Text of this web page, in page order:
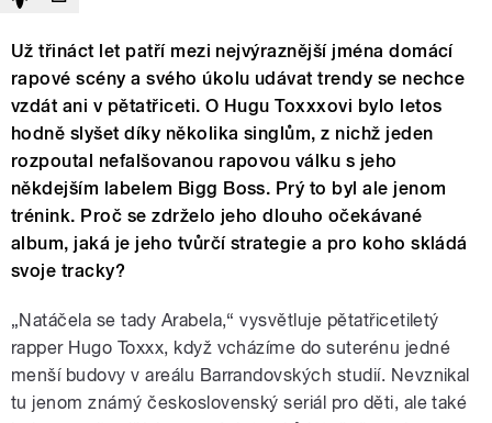
Už třináct let patří mezi nejvýraznější jména domácí
rapové scény a svého úkolu udávat trendy se nechce
vzdát ani v pětatřiceti. O Hugu Toxxxovi bylo letos
hodně slyšet díky několika singlům, z nichž jeden
rozpoutal nefalšovanou rapovou válku s jeho
někdejším labelem Bigg Boss. Prý to byl ale jenom
trénink. Proč se zdrželo jeho dlouho očekávané
album, jaká je jeho tvůrčí strategie a pro koho skládá
svoje tracky?
„Natáčela se tady Arabela,“ vysvětluje pětatřicetiletý
rapper Hugo Toxxx, když vcházíme do suterénu jedné
menší budovy v areálu Barrandovských studií. Nevznikal
tu jenom známý československý seriál pro děti, ale také